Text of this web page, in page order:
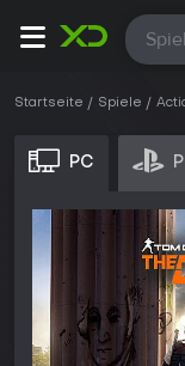
Alle
Startseite Spiele
PC